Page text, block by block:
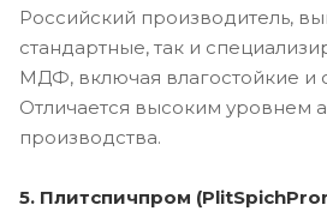
Российский производитель,
стандартные, так и
МДФ, включая влагостойкие и
Отличается высоким уровнем
производства.
5. Плитспичпром